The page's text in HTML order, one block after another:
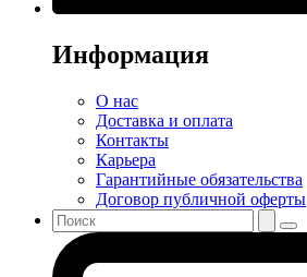
Информация
О нас
Доставка и оплата
Контакты
Карьера
Гарантийные обязательства
Договор публичной оферты